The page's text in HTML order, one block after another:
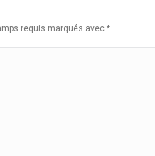
requis marqués avec *